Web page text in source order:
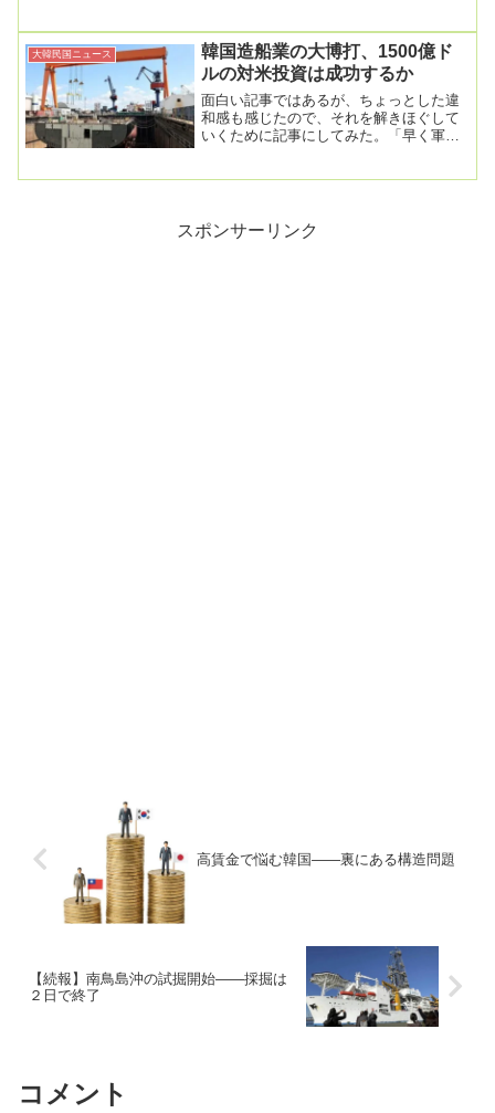
大韓民国ニュース
韓国造船業の大博打、1500億ド
ルの対米投資は成功するか
面白い記事ではあるが、ちょっとした違
和感も感じたので、それを解きほぐして
いくために記事にしてみた。「早く軍艦
スポンサーリンク
高賃金で悩む韓国――裏にある構造問題
【続報】南鳥島沖の試掘開始――採掘は
２日で終了
コメント